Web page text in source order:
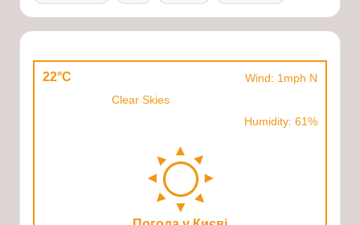
22°C
Wind: 1mph N
Clear Skies
Humidity: 61%